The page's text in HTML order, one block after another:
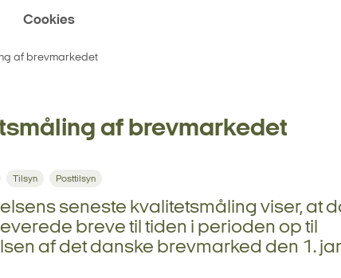
Cookies
af brevmarkedet
af brevmarkedet
Tilsyn Posttilsyn
seneste kvalitetsmåling viser, at
breve til tiden i perioden op til
af det danske brevmarked den 1.